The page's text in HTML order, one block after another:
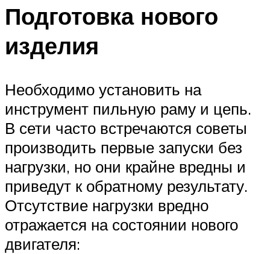
Подготовка нового
изделия
Необходимо установить на
инструмент пильную раму и цепь.
В сети часто встречаются советы
производить первые запуски без
нагрузки, но они крайне вредны и
приведут к обратному результату.
Отсутствие нагрузки вредно
отражается на состоянии нового
двигателя: